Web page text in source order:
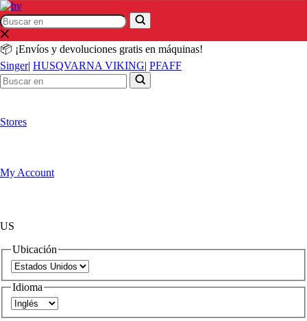
Buscar
en
Buscar
en
📦 ¡Envíos y devoluciones gratis en máquinas!
Singer| HUSQVARNA VIKING| PFAFF
Stores
My Account
US
Ubicación
Idioma